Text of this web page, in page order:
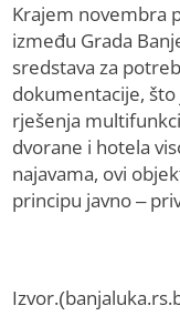
Krajem novembra
između Grada
sredstava za
dokumentacije,
rješenja
dvorane i hotela
najavama, ovi
principu javno –